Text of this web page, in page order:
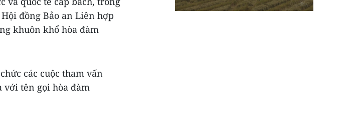
đồng Bảo an Liên hợp
khuôn khổ hòa đàm
các cuộc tham vấn
với tên gọi hòa đàm